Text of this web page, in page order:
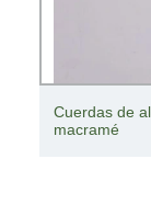
Cuerdas de
macramé